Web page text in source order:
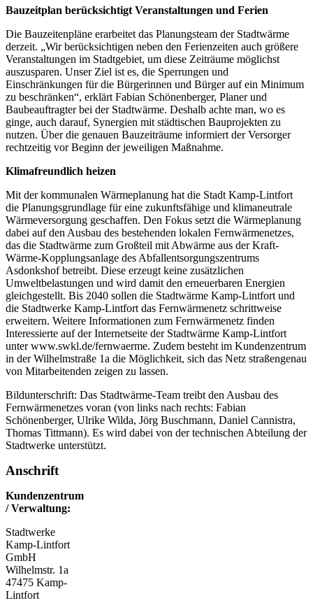
Bauzeitplan berücksichtigt Veranstaltungen und Ferien
Die Bauzeitenpläne erarbeitet das Planungsteam der Stadtwärme
derzeit. „Wir berücksichtigen neben den Ferienzeiten auch größere
Veranstaltungen im Stadtgebiet, um diese Zeiträume möglichst
auszusparen. Unser Ziel ist es, die Sperrungen und
Einschränkungen für die Bürgerinnen und Bürger auf ein Minimum
zu beschränken“, erklärt Fabian Schönenberger, Planer und
Baubeauftragter bei der Stadtwärme. Deshalb achte man, wo es
ginge, auch darauf, Synergien mit städtischen Bauprojekten zu
nutzen. Über die genauen Bauzeiträume informiert der Versorger
rechtzeitig vor Beginn der jeweiligen Maßnahme.
Klimafreundlich heizen
Mit der kommunalen Wärmeplanung hat die Stadt Kamp-Lintfort
die Planungsgrundlage für eine zukunftsfähige und klimaneutrale
Wärmeversorgung geschaffen. Den Fokus setzt die Wärmeplanung
dabei auf den Ausbau des bestehenden lokalen Fernwärmenetzes,
das die Stadtwärme zum Großteil mit Abwärme aus der Kraft-
Wärme-Kopplungsanlage des Abfallentsorgungszentrums
Asdonkshof betreibt. Diese erzeugt keine zusätzlichen
Umweltbelastungen und wird damit den erneuerbaren Energien
gleichgestellt. Bis 2040 sollen die Stadtwärme Kamp-Lintfort und
die Stadtwerke Kamp-Lintfort das Fernwärmenetz schrittweise
erweitern. Weitere Informationen zum Fernwärmenetz finden
Interessierte auf der Internetseite der Stadtwärme Kamp-Lintfort
unter www.swkl.de/fernwaerme. Zudem besteht im Kundenzentrum
in der Wilhelmstraße 1a die Möglichkeit, sich das Netz straßengenau
von Mitarbeitenden zeigen zu lassen.
Bildunterschrift: Das Stadtwärme-Team treibt den Ausbau des
Fernwärmenetzes voran (von links nach rechts: Fabian
Schönenberger, Ulrike Wilda, Jörg Buschmann, Daniel Cannistra,
Thomas Tittmann). Es wird dabei von der technischen Abteilung der
Stadtwerke unterstützt.
Anschrift
Kundenzentrum
/ Verwaltung:
Stadtwerke
Kamp-Lintfort
GmbH
Wilhelmstr. 1a
47475 Kamp-
Lintfort